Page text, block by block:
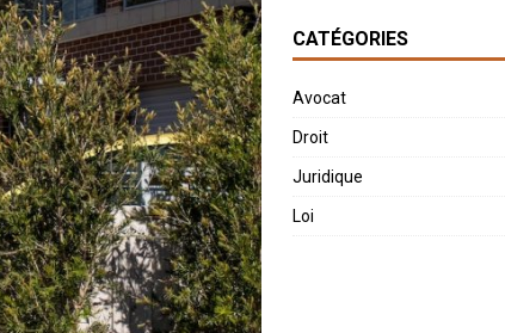
CATÉGORIES
Avocat
Droit
Juridique
Loi